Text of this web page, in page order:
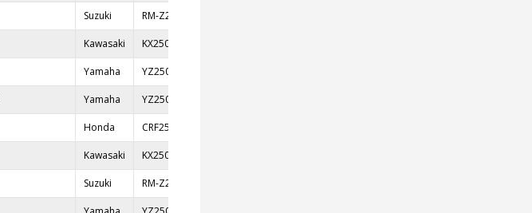
Suzuki RM-Z250
Kawasaki KX250
Yamaha YZ250F
Yamaha YZ250F
Honda CRF250R
Kawasaki KX250
Suzuki RM-Z250